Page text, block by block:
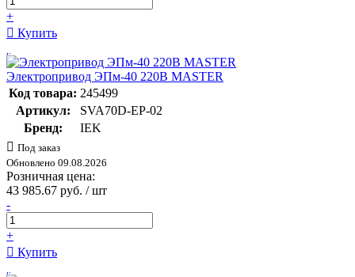
+
Купить
Электропривод ЭПм-40 220В MASTER
Код товара: 245499
Артикул:
SVA70D-EP-02
Бренд:
IEK
Под заказ
Обновлено 09.08.2026
Розничная цена:
43 985.67 руб. / шт
-
+
Купить